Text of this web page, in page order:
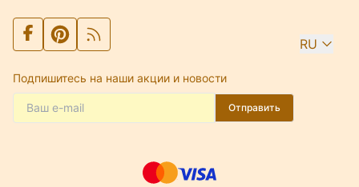
RU
Подпишитесь на наши акции и новости
Отправить